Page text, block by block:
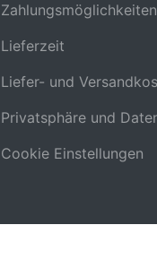
Zahlungsmöglichkeiten
Lieferzeit
Liefer- und
Privatsphäre und
Cookie Einstellungen